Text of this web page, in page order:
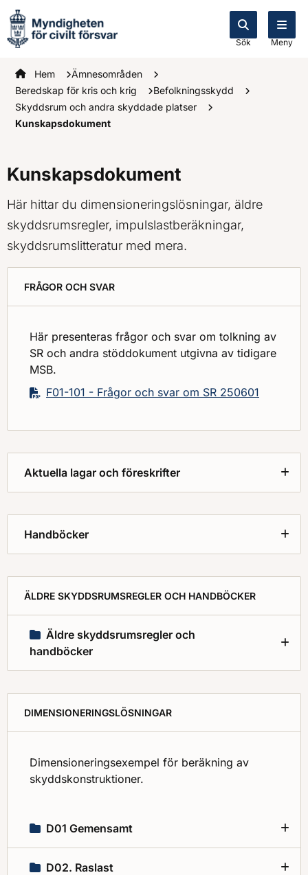
Sök Meny
Startsidan
Hem
Ämnesområden
Beredskap för kris och krig
Befolkningsskydd
Skyddsrum och andra skyddade platser
Kunskapsdokument
Kunskapsdokument
Här hittar du dimensioneringslösningar, äldre
skyddsrumsregler, impulslastberäkningar,
skyddsrumslitteratur med mera.
FRÅGOR OCH SVAR
Här presenteras frågor och svar om tolkning av
SR och andra stöddokument utgivna av tidigare
MSB.
F01-101 - Frågor och svar om SR 250601
Aktuella lagar och föreskrifter
Handböcker
ÄLDRE SKYDDSRUMSREGLER OCH HANDBÖCKER
Äldre skyddsrumsregler och
handböcker
DIMENSIONERINGSLÖSNINGAR
Dimensioneringsexempel för beräkning av
skyddskonstruktioner.
D01 Gemensamt
D02. Raslast